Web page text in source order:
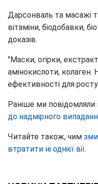
Дарсонваль та масажі
вітаміни, біодобавки,
доказів.
" Маски, огірки,
амінокислоти, колаген.
ефективності для
Раніше ми повідомляли
до надмірного
Читайте також, чим
втратити ні однієї вії.